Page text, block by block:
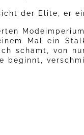
der Elite, er
Mal ein
schämt, von
beginnt,